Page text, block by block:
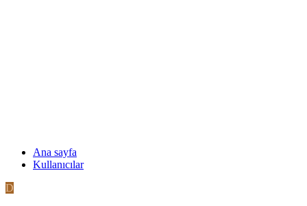
Ana sayfa
Kullanıcılar
D